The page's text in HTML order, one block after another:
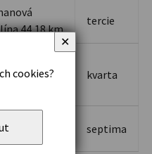
44,18 km
tercie
41,37
kvarta
septima
cookies?
✕